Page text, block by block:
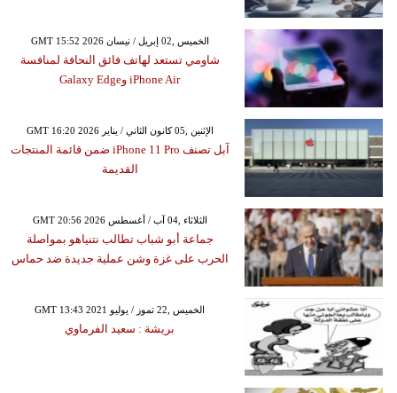
GMT 15:52 2026 الخميس ,02 إبريل / نيسان
شاومي تستعد لهاتف فائق النحافة لمنافسة
iPhone Air وGalaxy Edge
GMT 16:20 2026 الإثنين ,05 كانون الثاني / يناير
آبل تصنف iPhone 11 Pro ضمن قائمة المنتجات
القديمة
GMT 20:56 2026 الثلاثاء ,04 آب / أغسطس
جماعة أبو شباب تطالب نتنياهو بمواصلة
الحرب على غزة وشن عملية جديدة ضد حماس
GMT 13:43 2021 الخميس ,22 تموز / يوليو
بريشة : سعيد الفرماوي